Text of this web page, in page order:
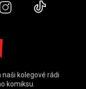
Instagram
kolegové rádi
komiksu.